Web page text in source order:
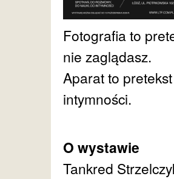
Fotografia to
nie zaglądasz.
Aparat to
intymności.
O wystawie
Tankred